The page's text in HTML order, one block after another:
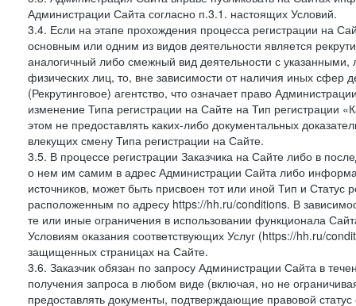
Администрации Сайта согласно п.3.1. настоящих Условий.
3.4. Если на этапе прохождения процесса регистрации на
основным или одним из видов деятельности является
аналогичный либо смежный вид деятельности с
физических лиц, то, вне зависимости от наличия иных сфер
(Рекрутинговое) агентство, что означает право
изменение Типа регистрации на Сайте на Тип регистрации
этом не предоставлять каких-либо документальных
влекущих смену Типа регистрации на Сайте.
3.5. В процессе регистрации Заказчика на Сайте либо в
о нем им самим в адрес Администрации Сайта либо
источников, может быть присвоен тот или иной Тип и
расположенным по адресу https://hh.ru/conditions. В
те или иные ограничения в использовании функционала
Условиям оказания соответствующих Услуг (https://hh.ru/
защищенных страницах на Сайте.
3.6. Заказчик обязан по запросу Администрации Сайта в
получения запроса в любом виде (включая, но не
предоставлять документы, подтверждающие правовой